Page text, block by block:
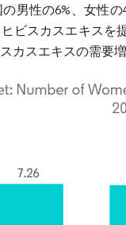
男性の6%、女性
ビスカスエキス
カスエキスの需要